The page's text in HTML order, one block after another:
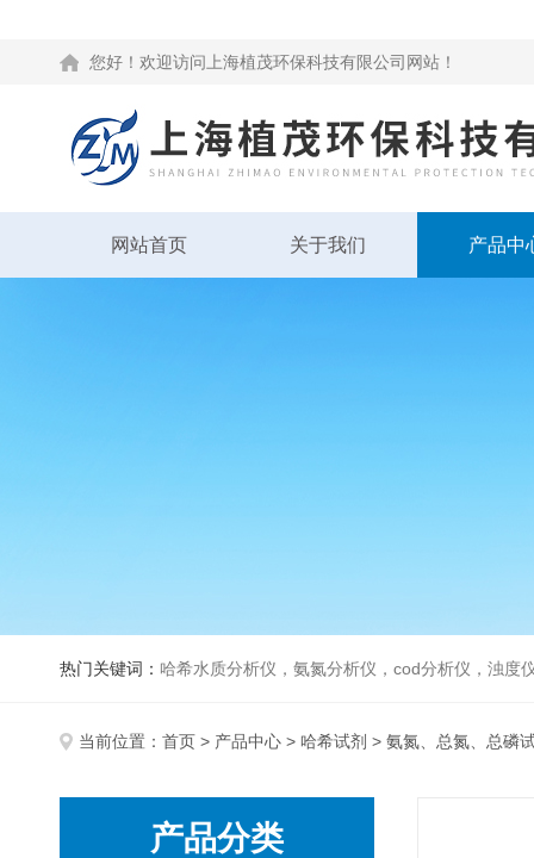
您好！欢迎访问上海植茂环保科技有限公司网站！
网站首页 关于我们 产品中
热门关键词： 哈希水质分析仪，氨氮分析仪，cod分析仪，浊度
当前位置： 首页 > 产品中心 > 哈希试剂 > 氨氮、总氮、总磷
产品分类